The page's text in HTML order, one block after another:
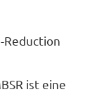
Reduction
ist eine